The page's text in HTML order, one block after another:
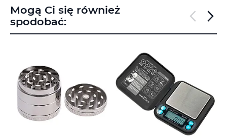
Mogą Ci się również
spodobać: